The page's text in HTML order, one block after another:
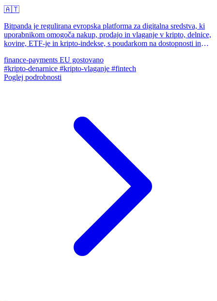
🇦🇹
Bitpanda je regulirana evropska platforma za digitalna sredstva, ki
uporabnikom omogoča nakup, prodajo in vlaganje v kripto, delnice,
kovine, ETF-je in kripto-indekse, s poudarkom na dostopnosti in
finance-payments EU gostovano
#kripto-denarnice #kripto-vlaganje #fintech
Poglej podrobnosti